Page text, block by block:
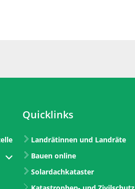
auszublenden
Quicklinks
Landrätinnen und Landräte
Bauen online
Solardachkataster